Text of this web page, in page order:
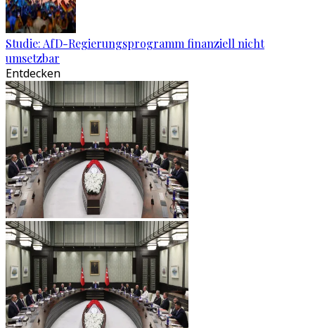
Studie: AfD-Regierungsprogramm finanziell nicht
umsetzbar
Entdecken